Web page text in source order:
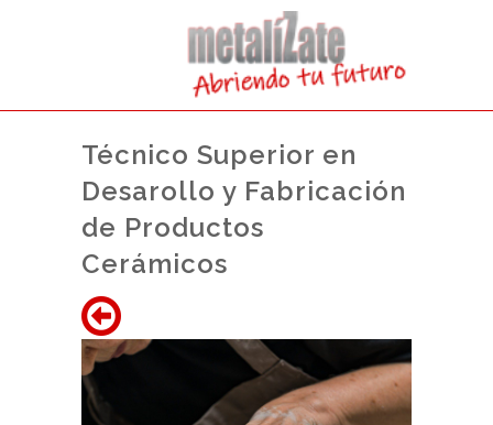
Técnico Superior en
Desarollo y Fabricación
de Productos
Cerámicos